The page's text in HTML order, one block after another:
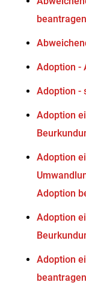
beantragen
Adoption -
Adoption -
Adoption
Adoption
Adoption
Adoption
Adoption
beantragen